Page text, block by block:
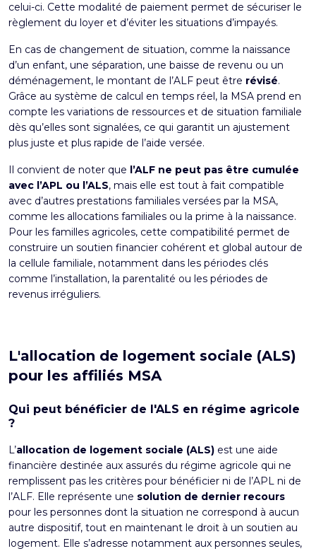
celui-ci. Cette modalité de paiement permet de sécuriser le
règlement du loyer et d’éviter les situations d’impayés.
En cas de changement de situation, comme la naissance
d’un enfant, une séparation, une baisse de revenu ou un
déménagement, le montant de l’ALF peut être révisé.
Grâce au système de calcul en temps réel, la MSA prend en
compte les variations de ressources et de situation familiale
dès qu’elles sont signalées, ce qui garantit un ajustement
plus juste et plus rapide de l’aide versée.
Il convient de noter que l’ALF ne peut pas être cumulée
avec l’APL ou l’ALS, mais elle est tout à fait compatible
avec d’autres prestations familiales versées par la MSA,
comme les allocations familiales ou la prime à la naissance.
Pour les familles agricoles, cette compatibilité permet de
construire un soutien financier cohérent et global autour de
la cellule familiale, notamment dans les périodes clés
comme l’installation, la parentalité ou les périodes de
revenus irréguliers.
L'allocation de logement sociale (ALS)
pour les affiliés MSA
Qui peut bénéficier de l'ALS en régime agricole
?
L’allocation de logement sociale (ALS) est une aide
financière destinée aux assurés du régime agricole qui ne
remplissent pas les critères pour bénéficier ni de l’APL ni de
l’ALF. Elle représente une solution de dernier recours
pour les personnes dont la situation ne correspond à aucun
autre dispositif, tout en maintenant le droit à un soutien au
logement. Elle s’adresse notamment aux personnes seules,